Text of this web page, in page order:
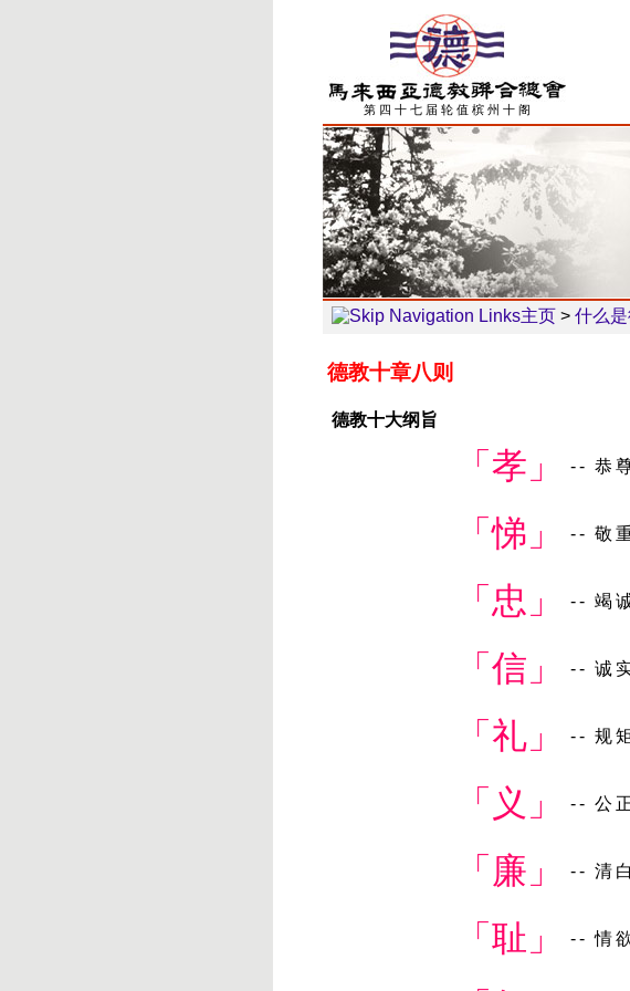
第 四 十 七 届 轮 值 槟 州 十 阁
主页 > 什么
德教十章八则
德教十大纲旨
「孝」 -- 恭
「悌」 -- 敬
「忠」 -- 竭
「信」 -- 诚
「礼」 -- 规
「义」 -- 公
「廉」 -- 清
「耻」 -- 情